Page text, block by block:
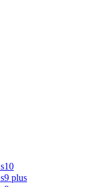
لوازم جانبی سامسونگ s10
لوازم جانبی سامسونگ s9 plus